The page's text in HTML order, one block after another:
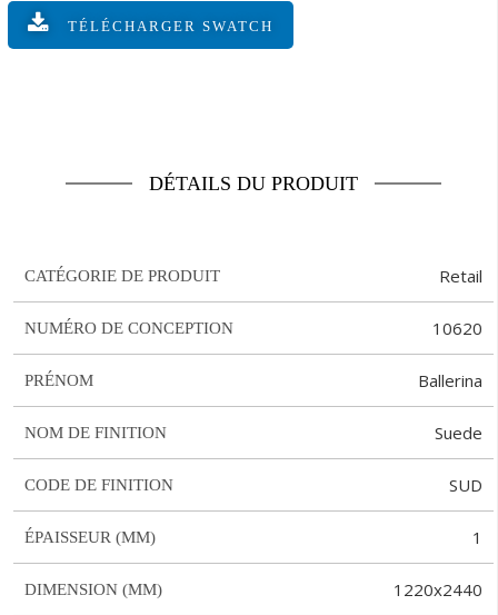
TÉLÉCHARGER SWATCH
DÉTAILS DU PRODUIT
CATÉGORIE DE PRODUIT Retail
NUMÉRO DE CONCEPTION 10620
PRÉNOM Ballerina
NOM DE FINITION Suede
CODE DE FINITION SUD
ÉPAISSEUR (MM) 1
DIMENSION (MM) 1220x2440